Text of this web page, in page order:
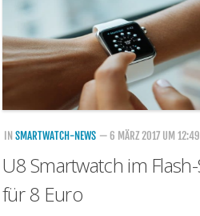
IN SMARTWATCH-NEWS — 6 MÄRZ 2017 UM 12:49
U8 Smartwatch im Flash-
für 8 Euro